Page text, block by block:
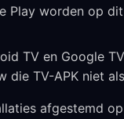
Play worden op
TV en Google
die TV-APK niet
afgestemd